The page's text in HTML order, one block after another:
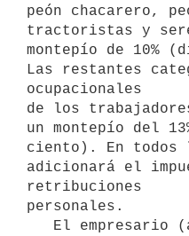
peón chacarero,
tractoristas y
montepío de 10%
Las restantes
ocupacionales
de los
un montepío del
ciento). En todos
adicionará el
retribuciones
personales.